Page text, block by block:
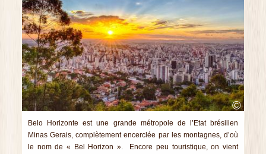
©
Belo Horizonte est une grande métropole de l’Etat brésilien
Minas Gerais, complètement encerclée par les montagnes, d’où
le nom de « Bel Horizon ». Encore peu touristique, on vient